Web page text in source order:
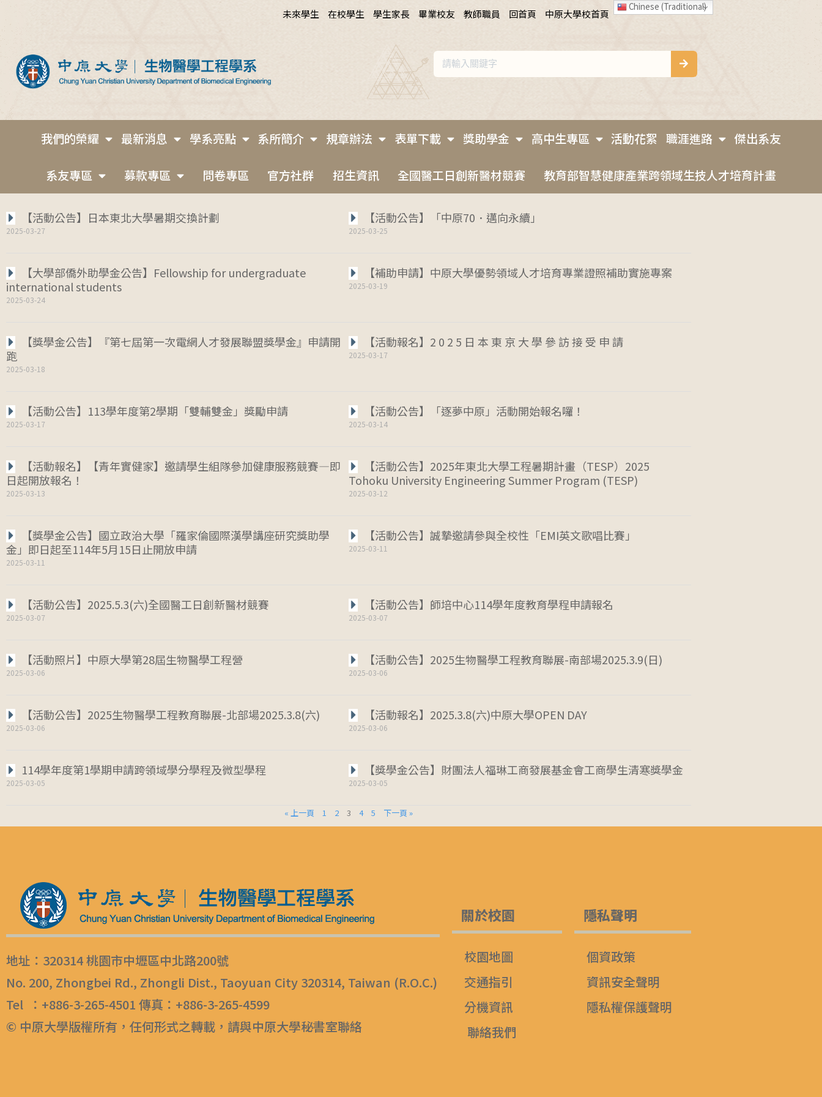
未來學生 在校學生 學生家長 畢業校友 教師職員 回首頁 中原大學校首頁
Chinese (Traditional)
我們的榮耀 最新消息 學系亮點 系所簡介 規章辦法 表單下載 獎助學金 高中生專區 活動花絮 職涯進路 傑出系友
系友專區 募款專區 問卷專區 官方社群 招生資訊 全國醫工日創新醫材競賽 教育部智慧健康產業跨領域生技人才培育計畫
【活動公告】日本東北大學暑期交換計劃
2025-03-27
【活動公告】「中原70．邁向永續」
2025-03-25
【大學部僑外助學金公告】Fellowship for undergraduate
international students
2025-03-24
【補助申請】中原大學優勢領域人才培育專業證照補助實施專案
2025-03-19
【獎學金公告】『第七屆第一次電網人才發展聯盟獎學金』申請開
跑
2025-03-18
【活動報名】2 0 2 5 日 本 東 京 大 學 參 訪 接 受 申 請
2025-03-17
【活動公告】113學年度第2學期「雙輔雙金」獎勵申請
2025-03-17
【活動公告】「逐夢中原」活動開始報名囉！
2025-03-14
【活動報名】【青年實健家】邀請學生組隊參加健康服務競賽—即
日起開放報名！
2025-03-13
【活動公告】2025年東北大學工程暑期計畫（TESP）2025
Tohoku University Engineering Summer Program (TESP)
2025-03-12
【獎學金公告】國立政治大學「羅家倫國際漢學講座研究獎助學
金」即日起至114年5月15日止開放申請
2025-03-11
【活動公告】誠摯邀請參與全校性「EMI英文歌唱比賽」
2025-03-11
【活動公告】2025.5.3(六)全國醫工日創新醫材競賽
2025-03-07
【活動公告】師培中心114學年度教育學程申請報名
2025-03-07
【活動照片】中原大學第28屆生物醫學工程營
2025-03-06
【活動公告】2025生物醫學工程教育聯展-南部場2025.3.9(日)
2025-03-06
【活動公告】2025生物醫學工程教育聯展-北部場2025.3.8(六)
2025-03-06
【活動報名】2025.3.8(六)中原大學OPEN DAY
2025-03-06
114學年度第1學期申請跨領域學分學程及微型學程
2025-03-05
【獎學金公告】財團法人福琳工商發展基金會工商學生清寒獎學金
2025-03-05
« 上一頁 1 2 3 4 5 下一頁 »
地址：320314 桃園市中壢區中北路200號
No. 200, Zhongbei Rd., Zhongli Dist., Taoyuan City 320314, Taiwan (R.O.C.)
Tel ：+886-3-265-4501 傳真：+886-3-265-4599
© 中原大學版權所有，任何形式之轉載，請與中原大學秘書室聯絡
關於校園
校園地圖
交通指引
分機資訊
聯絡我們
隱私聲明
個資政策
資訊安全聲明
隱私權保護聲明